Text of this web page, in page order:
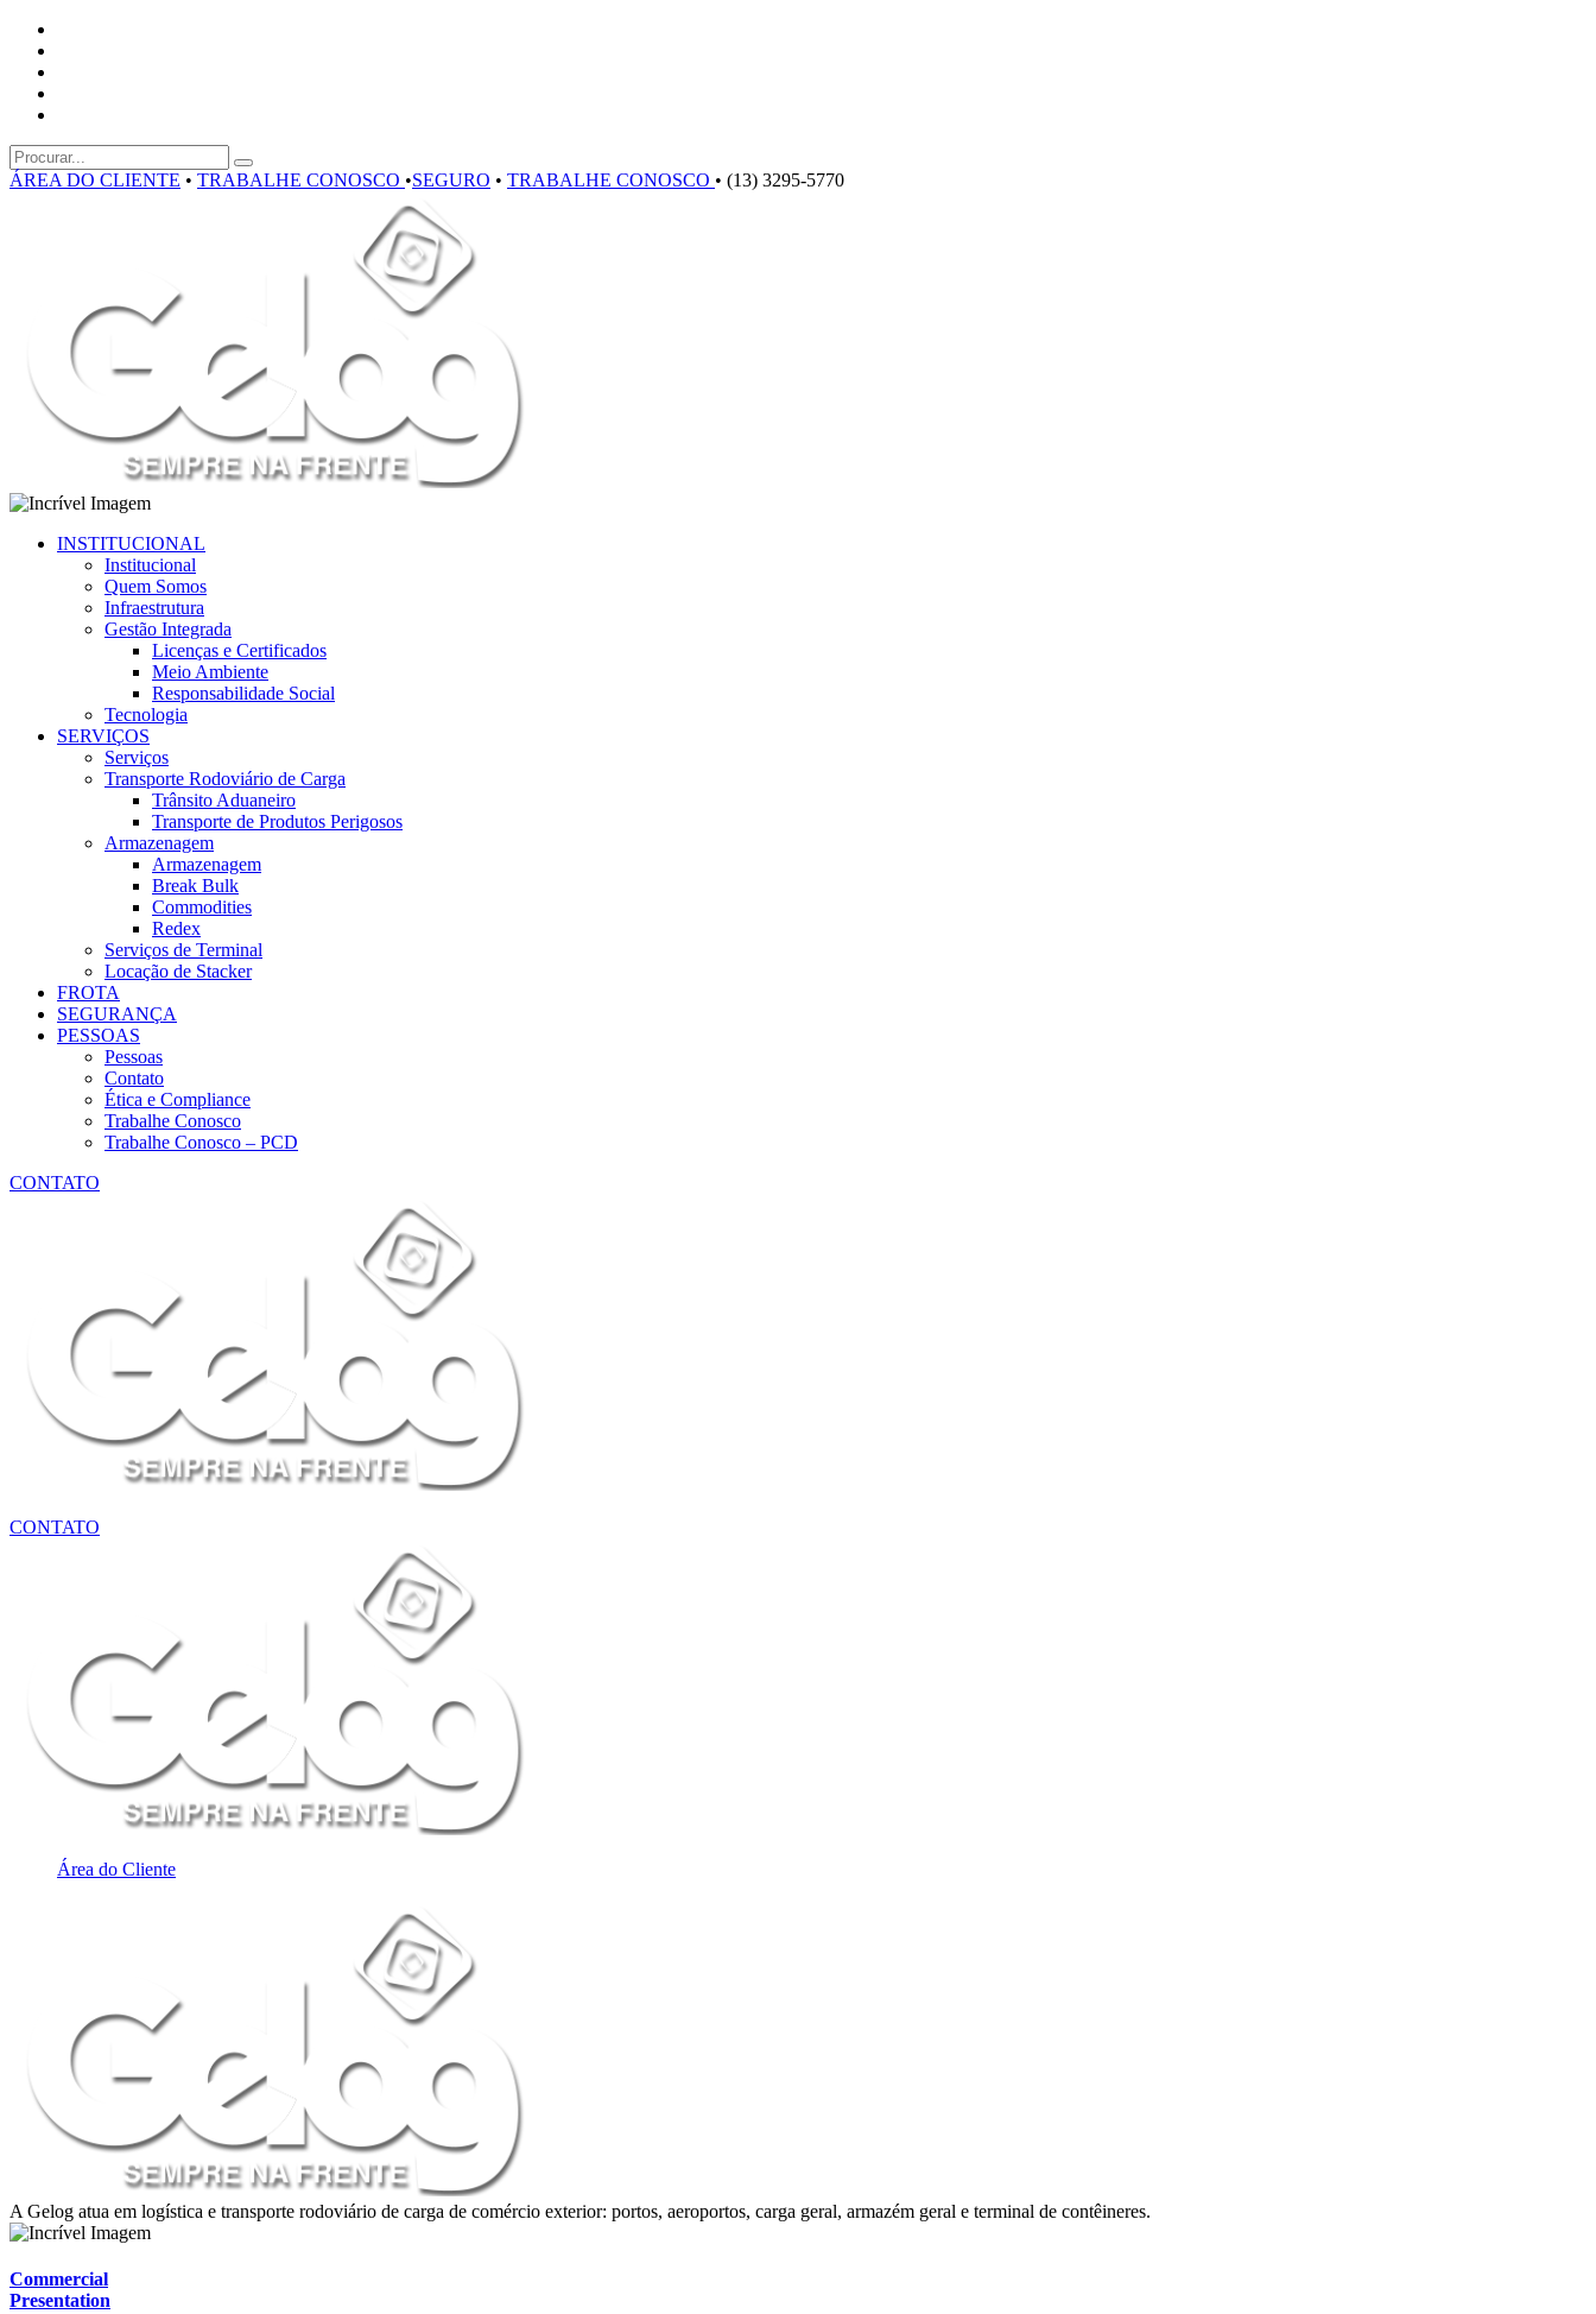
ÁREA DO CLIENTE • TRABALHE CONOSCO •SEGURO • TRABALHE CONOSCO • (13) 3295-5770
INSTITUCIONAL
Institucional
Quem Somos
Infraestrutura
Gestão Integrada
Licenças e Certificados
Meio Ambiente
Responsabilidade Social
Tecnologia
SERVIÇOS
Serviços
Transporte Rodoviário de Carga
Trânsito Aduaneiro
Transporte de Produtos Perigosos
Armazenagem
Armazenagem
Break Bulk
Commodities
Redex
Serviços de Terminal
Locação de Stacker
FROTA
SEGURANÇA
PESSOAS
Pessoas
Contato
Ética e Compliance
Trabalhe Conosco
Trabalhe Conosco – PCD
CONTATO
CONTATO
Área do Cliente
A Gelog atua em logística e transporte rodoviário de carga de comércio exterior: portos, aeroportos, carga geral, armazém geral e terminal de contêineres.
Commercial
Presentation